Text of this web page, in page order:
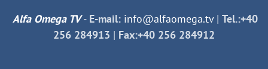
Alfa Omega TV- E-mail: info@alfaomega.tv| Tel.:+40
256 284913 | Fax:+40 256 284912